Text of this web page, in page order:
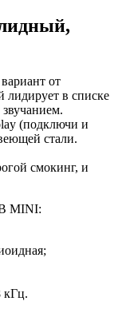
от
лидирует в списке
(подключи и
стали.
смокинг, и
MINI:
кГц.